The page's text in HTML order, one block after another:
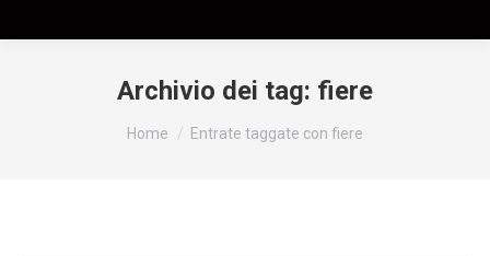
Archivio dei tag: fiere
Tu sei qui:
Home Entrate taggate con fiere